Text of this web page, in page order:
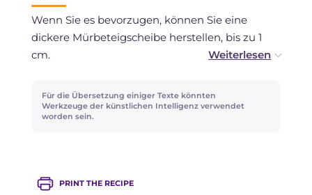
Wenn Sie es bevorzugen, können Sie eine
dickere Mürbeteigscheibe herstellen, bis zu 1
cm.
Mit den Mürbeteigresten können Sie kleine
Kekse herstellen, indem Sie Kugeln formen, als
das Rezept für die
Für die Übersetzung einiger Texte könnten
Werkzeuge der künstlichen Intelligenz verwendet
worden sein.
PRINT THE RECIPE